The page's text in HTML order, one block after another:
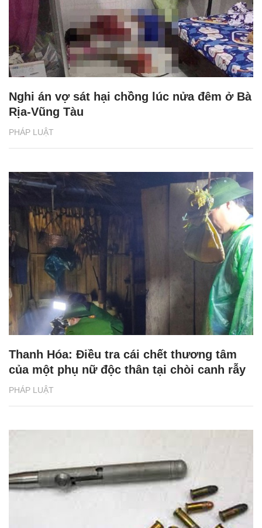
PHÁP LUẬT
Nghi án vợ sát hại chồng lúc nửa đêm ở Bà
Rịa-Vũng Tàu
PHÁP LUẬT
Thanh Hóa: Điều tra cái chết thương tâm
của một phụ nữ độc thân tại chòi canh rẫy